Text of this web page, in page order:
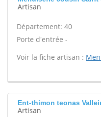
Artisan
Département: 40
Porte d'entrée -
Voir la fiche artisan :
Ent-thimon teonas
Artisan